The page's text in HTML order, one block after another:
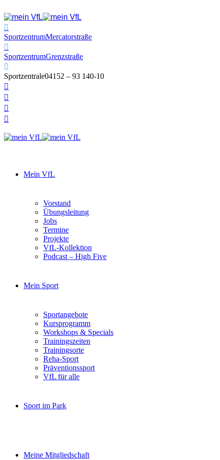
SportzentrumMercatorstraße
SportzentrumGrenzstraße
Sportzentrale04152 – 93 140-10
Mein VfL
Vorstand
Übungsleitung
Jobs
Termine
Projekte
VfL-Kollektion
Podcast – High Five
Mein Sport
Sportangebote
Kursprogramm
Workshops & Specials
Trainingszeiten
Trainingsorte
Reha-Sport
Präventionssport
VfL für alle
Sport im Park
Meine Mitgliedschaft